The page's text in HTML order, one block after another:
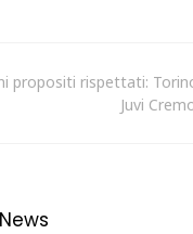
propositi rispettati:
Juvi
News